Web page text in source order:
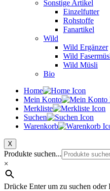
Sonstige Artikel
Einzelfutter
Rohstoffe
Fanartikel
Wild
Wild Ergänzer
Wild
Wild Müsli
Bio
Home
Mein Konto
Merkliste
Suchen
Warenkorb
X
Produkte suchen...
×
Drücke Enter um zu suchen oder